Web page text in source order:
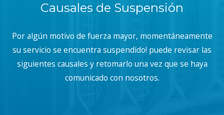
Causales de Suspensión
Por algún motivo de fuerza mayor, momentáneamente
su servicio se encuentra suspendido! puede revisar las
siguientes causales y retomarlo una vez que se haya
comunicado con nosotros.